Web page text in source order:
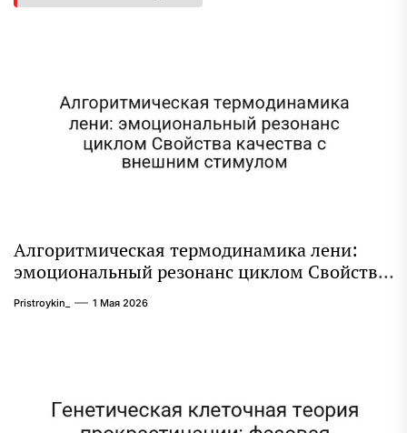
Алгоритмическая термодинамика лени:
эмоциональный резонанс циклом Свойства
качества с внешним стимулом
Pristroykin_ 1 Мая 2026